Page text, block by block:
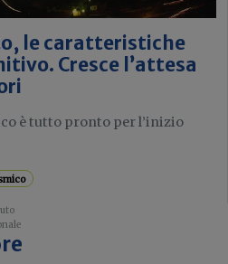
le caratteristiche
Cresce l’attesa
è tutto pronto per l’inizio